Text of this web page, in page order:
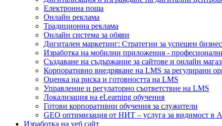
Електронна поща
Онлайн реклама
Традиционна реклама
Онлайн система за обяви
Дигитален маркетинг: Стратегии за успешен бизнес
Изработка на мобилни приложения -
Създаване на съдържание за сайтове и онлайн
Корпоративно внедряване на LMS за регулирани
Оценка на риска и готовността на LMS
Управление и регулаторно съответствие на LMS
Локализация на eLearning обучения
Готови корпоративни обучения за служители
GEO оптимизация от НИТ – услуга за видимост в
Изработка на уеб сайт